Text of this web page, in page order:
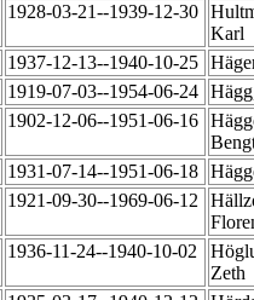
1928-03-21--1939-12-30
Karl
1937-12-13--1940-10-25
1919-07-03--1954-06-24
1902-12-06--1951-06-16
1931-07-14--1951-06-18
1921-09-30--1969-06-12
1936-11-24--1940-10-02
Zeth